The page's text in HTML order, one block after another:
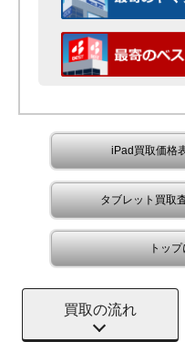
iPad買取価格
タブレット買取
トッ
買取の流れ